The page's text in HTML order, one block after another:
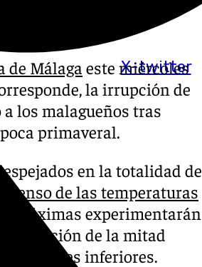
X-twitter
Málaga este miércoles
la irrupción de
los malagueños tras
primaveral.
en la totalidad de
de las temperaturas
máximas experimentarán
excepción de la mitad
valores inferiores.